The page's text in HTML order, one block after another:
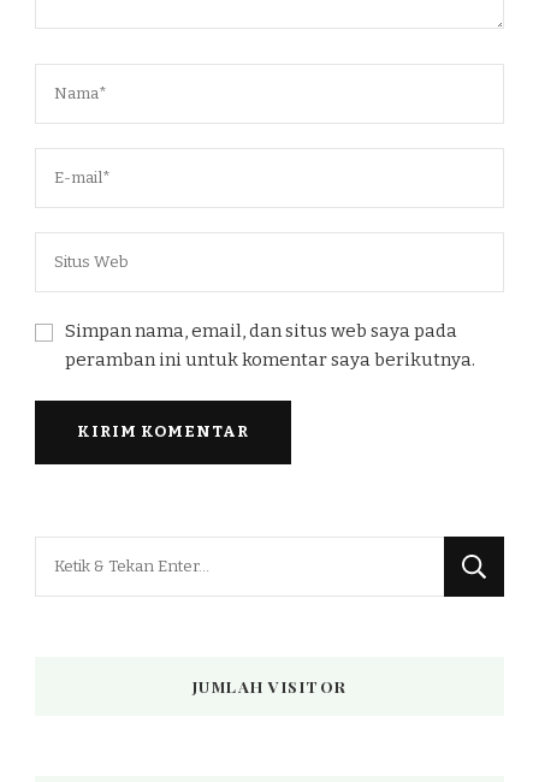
Simpan nama, email, dan situs web saya pada
peramban ini untuk komentar saya berikutnya.
JUMLAH VISITOR